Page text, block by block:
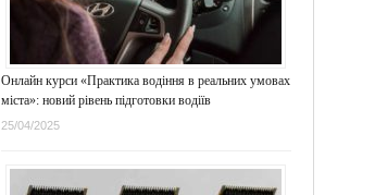
Онлайн курси «Практика водіння в реальних умовах
міста»: новий рівень підготовки водіїв
25/04/2025